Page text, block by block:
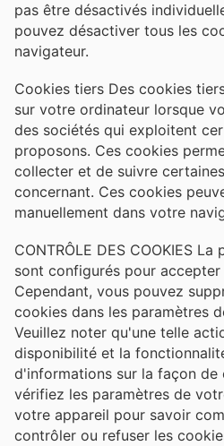
pas être désactivés
pouvez désactiver tous les
navigateur.
Cookies tiers Des cookies
sur votre ordinateur lorsque
des sociétés qui exploitent
proposons. Ces cookies
collecter et de suivre
concernant. Ces cookies
manuellement dans votre
CONTRÔLE DES COOKIES
sont configurés pour
Cependant, vous pouvez
cookies dans les paramètres
Veuillez noter qu'une telle
disponibilité et la
d'informations sur la façon de
vérifiez les paramètres de
votre appareil pour savoir
contrôler ou refuser les